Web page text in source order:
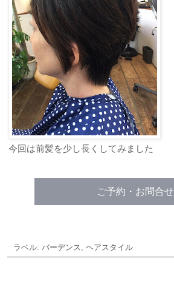
今回は前髪を少し長くしてみました
ご予約・お問合せ
ラベル: バーデンス, ヘアスタイル